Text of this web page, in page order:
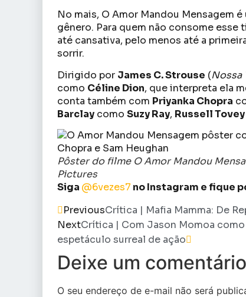
No mais, O Amor Mandou Mensagem é
gênero. Para quem não consome
até cansativa, pelo menos até a
sorrir.
Dirigido por James C. Strouse (Nossa
como Céline Dion, que interpreta ela
conta também com Priyanka Chopra
Barclay como Suzy Ray, Russell Tovey
Pôster do filme O Amor Mandou
Pictures
Siga @6vezes7 no Instagram e fique
PreviousCrítica | Mafia Mamma: De
NextCrítica | Com Jason Momoa como
espetáculo surreal de ação
Deixe um comentário
O seu endereço de e-mail não será